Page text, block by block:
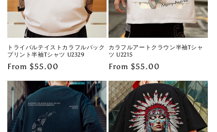
トライバルテイストカラフルバック
プリント半袖Tシャツ U2329
Regular
From $55.00
カラフルアートクラウン半袖Tシャ
ツ U2215
Regular
From $55.00